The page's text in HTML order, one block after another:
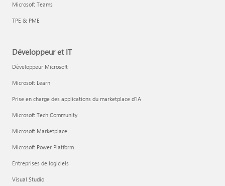
Microsoft Teams
TPE & PME
Développeur et IT
Développeur Microsoft
Microsoft Learn
Prise en charge des applications du marketplace d’IA
Microsoft Tech Community
Microsoft Marketplace
Microsoft Power Platform
Entreprises de logiciels
Visual Studio